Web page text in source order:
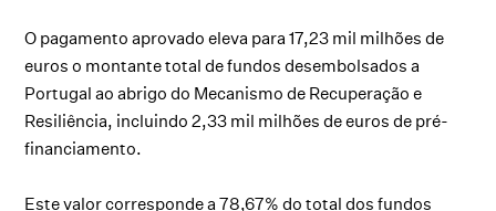
O pagamento aprovado eleva para 17,23 mil milhões de
euros o montante total de fundos desembolsados a
Portugal ao abrigo do Mecanismo de Recuperação e
Resiliência, incluindo 2,33 mil milhões de euros de pré-
financiamento.
Este valor corresponde a 78,67% do total dos fundos